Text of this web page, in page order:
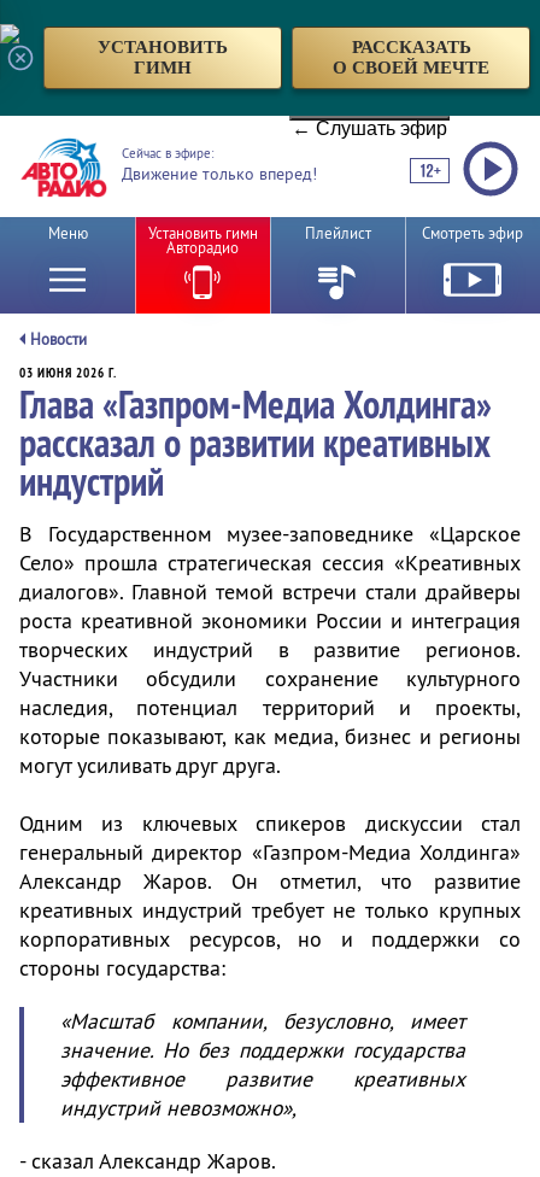
УСТАНОВИТЬ
ГИМН
РАССКАЗАТЬ
О СВОЕЙ МЕЧТЕ
← Слушать эфир
Сейчас в эфире:
Движение только вперед!
Меню Установить гимн
Авторадио
Плейлист Смотреть эфир
Новости
03 ИЮНЯ 2026 Г.
Глава «Газпром-Медиа Холдинга»
рассказал о развитии креативных
индустрий
В Государственном музее-заповеднике «Царское
Село» прошла стратегическая сессия «Креативных
диалогов». Главной темой встречи стали драйверы
роста креативной экономики России и интеграция
творческих индустрий в развитие регионов.
Участники обсудили сохранение культурного
наследия, потенциал территорий и проекты,
которые показывают, как медиа, бизнес и регионы
могут усиливать друг друга.
Одним из ключевых спикеров дискуссии стал
генеральный директор «Газпром-Медиа Холдинга»
Александр Жаров. Он отметил, что развитие
креативных индустрий требует не только крупных
корпоративных ресурсов, но и поддержки со
стороны государства:
«Масштаб компании, безусловно, имеет
значение. Но без поддержки государства
эффективное развитие креативных
индустрий невозможно»,
- сказал Александр Жаров.